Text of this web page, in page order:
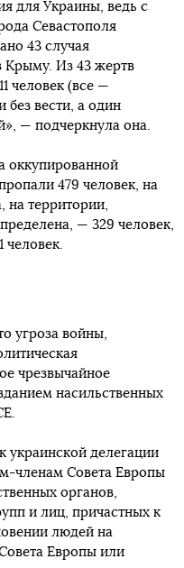
для Украины, ведь с
Севастополя
43 случая
Крыму. Из 43 жертв
человек (все —
вести, а один
— подчеркнула она.
оккупированной
479 человек, на
на территории,
— 329 человек,
угроза войны,
чрезвычайное
насильственных
украинской делегации
членам Совета Европы
органов,
и лиц, причастных к
людей на
Европы или